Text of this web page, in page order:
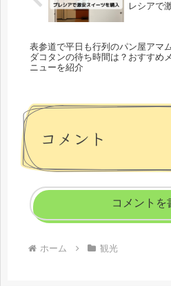
レシアで
表参道で平日も行列のパン屋アマ
ダコタンの待ち時間は？おすすめメ
ニューを紹介
コメント
コメントを
ホーム 観光